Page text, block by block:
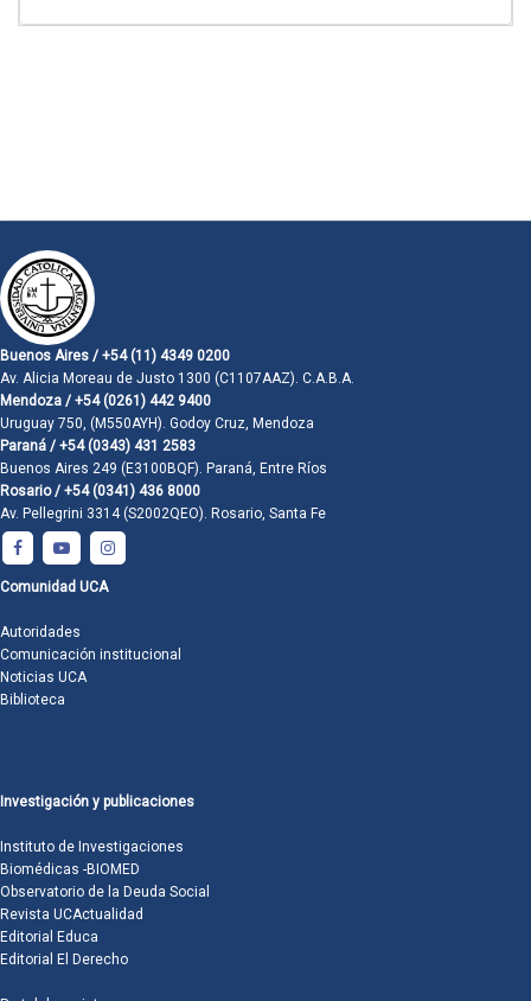
Buenos Aires / +54 (11) 4349 0200
Av. Alicia Moreau de Justo 1300 (C1107AAZ). C.A.B.A.
Mendoza / +54 (0261) 442 9400
Uruguay 750, (M550AYH). Godoy Cruz, Mendoza
Paraná / +54 (0343) 431 2583
Buenos Aires 249 (E3100BQF). Paraná, Entre Ríos
Rosario / +54 (0341) 436 8000
Av. Pellegrini 3314 (S2002QEO). Rosario, Santa Fe
Comunidad UCA
Autoridades
Comunicación institucional
Noticias UCA
Biblioteca
Investigación y publicaciones
Instituto de Investigaciones
Biomédicas -BIOMED
Observatorio de la Deuda Social
Revista UCActualidad
Editorial Educa
Editorial El Derecho